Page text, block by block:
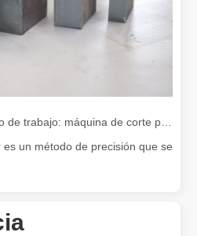
un método de precisión que se